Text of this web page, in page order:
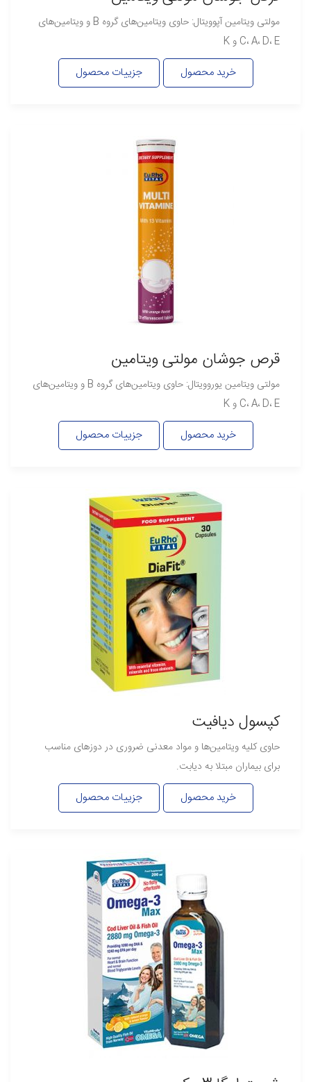
مولتی ویتامین آپوویتال: حاوی ویتامین‌های گروه B و ویتامین‌های
C، A، D، E و K
خرید محصول جزییات محصول
قرص جوشان مولتی ویتامین
مولتی ویتامین یوروویتال: حاوی ویتامین‌های گروه B و ویتامین‌های
C، A، D، E و K
خرید محصول جزییات محصول
کپسول دیافیت
حاوی کلیه ویتامین‌ها و مواد معدنی ضروری در دوزهای مناسب
برای بیماران مبتلا به دیابت.
خرید محصول جزییات محصول